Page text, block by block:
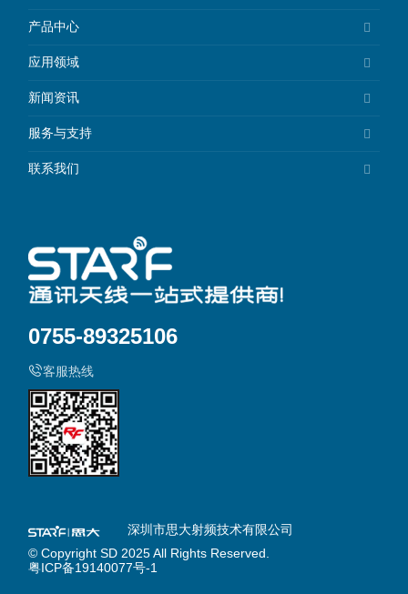
产品中心
应用领域
新闻资讯
服务与支持
联系我们
0755-89325106
客服热线
深圳市思大射频技术有限公司
© Copyright SD 2025 All Rights Reserved.
粤ICP备19140077号-1